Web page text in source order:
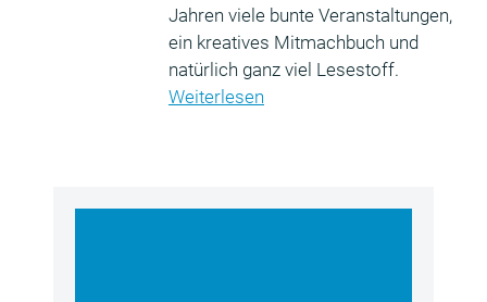
Jahren viele bunte Veranstaltungen,
ein kreatives Mitmachbuch und
natürlich ganz viel Lesestoff.
Weiterlesen